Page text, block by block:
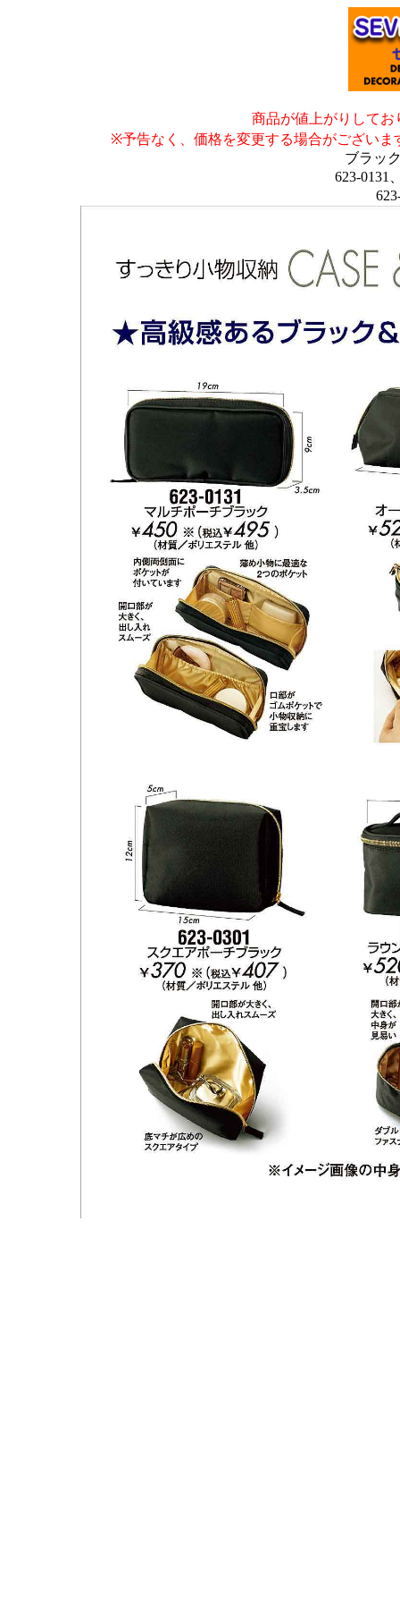
商品が値上がりして
※予告なく、価格を変更する場合がござい
ブラッ
623-0131